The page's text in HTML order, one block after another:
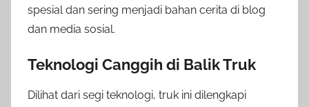
spesial dan sering menjadi bahan cerita di blog
dan media sosial.
Teknologi Canggih di Balik Truk
Dilihat dari segi teknologi, truk ini dilengkapi